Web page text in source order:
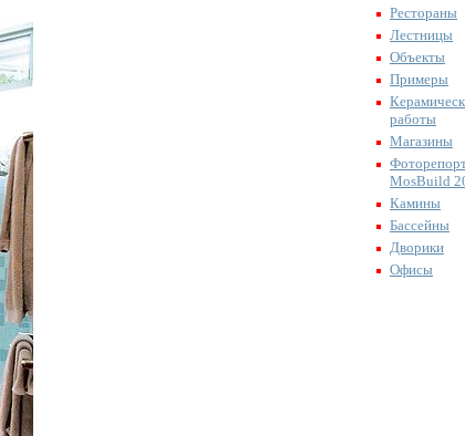
Рестораны
Лестницы
Объекты
Примеры
работы
Магазины
MosBuild
Камины
Бассейны
Дворики
Офисы